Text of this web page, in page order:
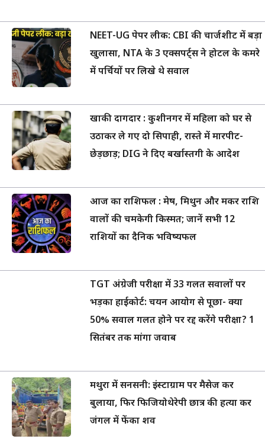
NEET-UG पेपर लीक: CBI की चार्जशीट में बड़ा
खुलासा, NTA के 3 एक्सपर्ट्स ने होटल के कमरे
में पर्चियों पर लिखे थे सवाल
खाकी दागदार : कुशीनगर में महिला को घर से
उठाकर ले गए दो सिपाही, रास्ते में मारपीट-
छेड़छाड़; DIG ने दिए बर्खास्तगी के आदेश
आज का राशिफल : मेष, मिथुन और मकर राशि
वालों की चमकेगी किस्मत; जानें सभी 12
राशियों का दैनिक भविष्यफल
TGT अंग्रेजी परीक्षा में 33 गलत सवालों पर
भड़का हाईकोर्ट: चयन आयोग से पूछा- क्या
50% सवाल गलत होने पर रद्द करेंगे परीक्षा? 1
सितंबर तक मांगा जवाब
मथुरा में सनसनी: इंस्टाग्राम पर मैसेज कर
बुलाया, फिर फिजियोथेरेपी छात्र की हत्या कर
जंगल में फेंका शव